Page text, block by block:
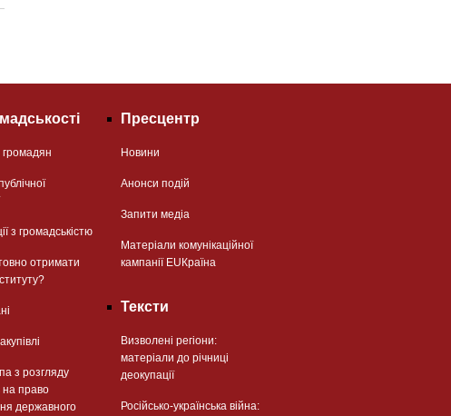
з громадськістю
отримати
з розгляду
на право
державного
Пресцентр
Новини
Анонси подій
Запити медіа
Матеріали комунікаційної
кампанії EUКраїна
Тексти
Визволені регіони:
матеріали до річниці
деокупації
Російсько-українська війна: